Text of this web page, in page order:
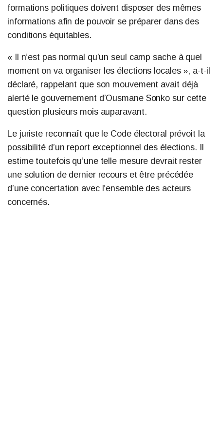
formations politiques doivent disposer des mêmes
informations afin de pouvoir se préparer dans des
conditions équitables.
« Il n’est pas normal qu’un seul camp sache à quel
moment on va organiser les élections locales », a-t-il
déclaré, rappelant que son mouvement avait déjà
alerté le gouvernement d’Ousmane Sonko sur cette
question plusieurs mois auparavant.
Le juriste reconnaît que le Code électoral prévoit la
possibilité d’un report exceptionnel des élections. Il
estime toutefois qu’une telle mesure devrait rester
une solution de dernier recours et être précédée
d’une concertation avec l’ensemble des acteurs
concernés.